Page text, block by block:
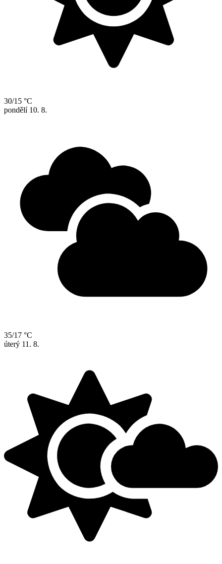
30/15 °C
pondělí 10. 8.
35/17 °C
úterý 11. 8.